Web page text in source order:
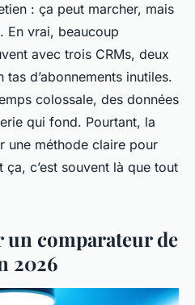
: ça peut marcher, mais
En vrai, beaucoup
avec trois CRMs, deux
d’abonnements inutiles.
colossale, des données
qui fond. Pourtant, la
une méthode claire pour
c’est souvent là que tout
comparateur de
2026